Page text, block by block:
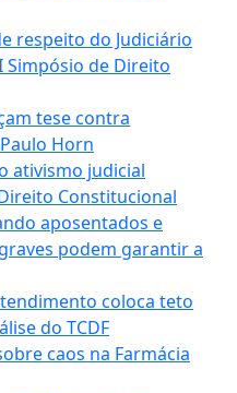
respeito do Judiciário
Simpósio de Direito
tese contra
Horn
ativismo judicial
Constitucional
aposentados e
podem garantir a
coloca teto
do TCDF
caos na Farmácia